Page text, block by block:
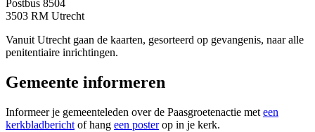
Postbus 8504
3503 RM Utrecht
Vanuit Utrecht gaan de kaarten, gesorteerd op gevangenis, naar alle
penitentiaire inrichtingen.
Gemeente informeren
Informeer je gemeenteleden over de Paasgroetenactie met een
kerkbladbericht of hang een posterop in je kerk.